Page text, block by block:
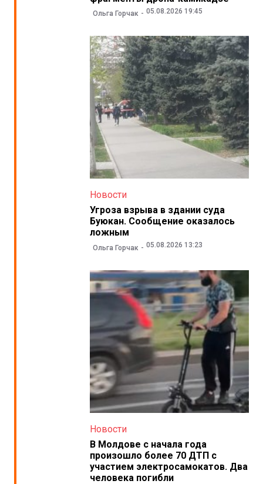
Ольга Горчак 05.08.2026 19:45
Новости
Угроза взрыва в здании суда
Буюкан. Сообщение оказалось
ложным
Ольга Горчак 05.08.2026 13:23
Новости
В Молдове с начала года
произошло более 70 ДТП с
участием электросамокатов. Два
человека погибли